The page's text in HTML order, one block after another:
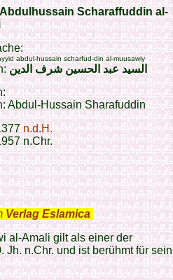
Scharaffuddin al-
hussain scharfud-din al-muusawiy
السيد عبد الحسين شرف الدين
Abdul-Hussain Sharafuddin
n.d.H.
n.Chr.
Verlag Eslamica
al-Amali gilt als einer der
Jh. n.Chr. und ist berühmt für sein